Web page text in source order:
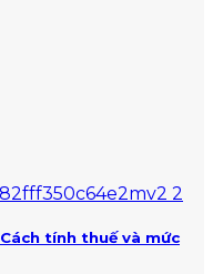
tính thuế và mức